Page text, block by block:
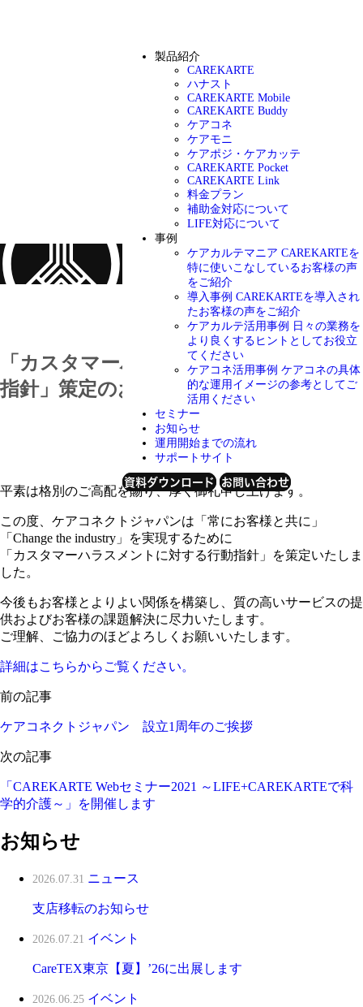
製品紹介
CAREKARTE
ハナスト
CAREKARTE Mobile
CAREKARTE Buddy
ケアコネ
ケアモニ
ケアポジ・ケアカッテ
CAREKARTE Pocket
CAREKARTE Link
料金プラン
補助金対応について
LIFE対応について
事例
ケアカルテマニア CAREKARTEを
特に使いこなしているお客様の声
をご紹介
導入事例 CAREKARTEを導入され
たお客様の声をご紹介
ケアカルテ活用事例
日々の業務を
より良くするヒントとしてお役立
てください
ケアコネ活用事例 ケアコネの具体
的な運用イメージの参考としてご
活用ください
セミナー
お知らせ
運用開始までの流れ
サポートサイト
資料ダウンロード お問い合わせ
お知らせ
「カスタマーハラスメントに対する行動
指針」策定のお知らせ
平素は格別のご高配を賜り、厚く御礼申し上げます。
この度、ケアコネクトジャパンは「常にお客様と共に」
「Change the industry」を実現するために
「カスタマーハラスメントに対する行動指針」を策定いたしま
した。
今後もお客様とよりよい関係を構築し、質の高いサービスの提
供およびお客様の課題解決に尽力いたします。
ご理解、ご協力のほどよろしくお願いいたします。
詳細はこちらからご覧ください。
前の記事
ケアコネクトジャパン 設立1周年のご挨拶
次の記事
「CAREKARTE Webセミナー2021 ～LIFE+CAREKARTEで科
学的介護～」を開催します
お知らせ
2026.07.31 ニュース
支店移転のお知らせ
2026.07.21 イベント
CareTEX東京【夏】’26に出展します
2026.06.25 イベント